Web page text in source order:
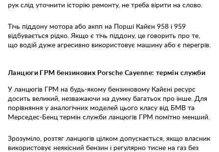
рук слід уточнити історію ремонту, не треба вірити на слово.
Тічь піддону мотора або акпп на Порші Кайєн 958 і 959
відбувається рідко. Якщо є тічь піддону, це говорить про те,
що водій дуже агресивно використовує машину або є перегрів.
Ланцюги ГРМ бензинових Porsche Cayenne: термін служби
У ланцюгів ГРМ на будь-якому бензиновому Кайєні ресурс
досить великий, незважаючи на думку багатьох про інше. Для
порівняння у аналогічних моделей цього класу від БМВ та
Мерседес-Бенц термін служби ланцюгів ГРМ помітно менший.
Зрозуміло, розтяг ланцюгів цілком допускається, якщо власник
використовує неякісний бензин і регулярно тисне на газ без